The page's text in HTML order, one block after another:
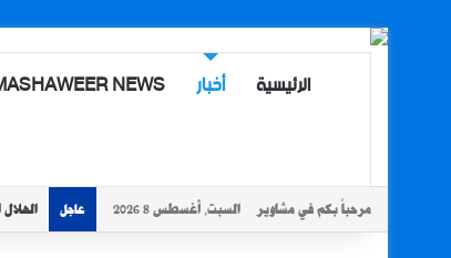
الرئيسية أخبار NEWS
مرحباً بكم في مشاوير السبت, أغسطس 8 2026 عاجل